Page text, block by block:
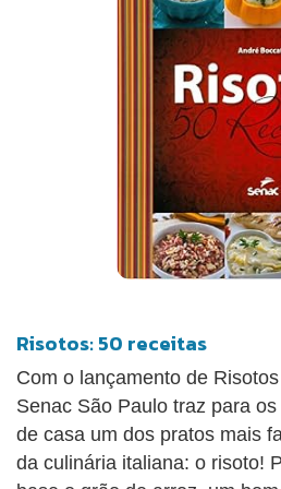
Risotos: 50 receitas
Com o lançamento de
Senac São Paulo traz para
de casa um dos pratos mais
da culinária italiana: o risoto!